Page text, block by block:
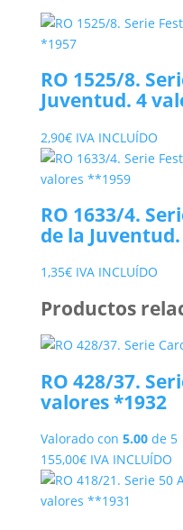
RO 1525/8.
Juventud. 4
2,90€ IVA INCLUÍDO
RO 1633/4.
de la
1,35€ IVA INCLUÍDO
Productos
RO 428/37.
valores *1932
Valorado con 5.00de 5
155,00€ IVA INCLUÍDO